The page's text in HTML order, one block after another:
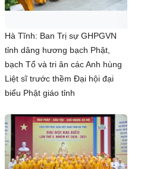
Hà Tĩnh: Ban Trị sự GHPGVN
tỉnh dâng hương bạch Phật,
bạch Tổ và tri ân các Anh hùng
Liệt sĩ trước thềm Đại hội đại
biểu Phật giáo tỉnh